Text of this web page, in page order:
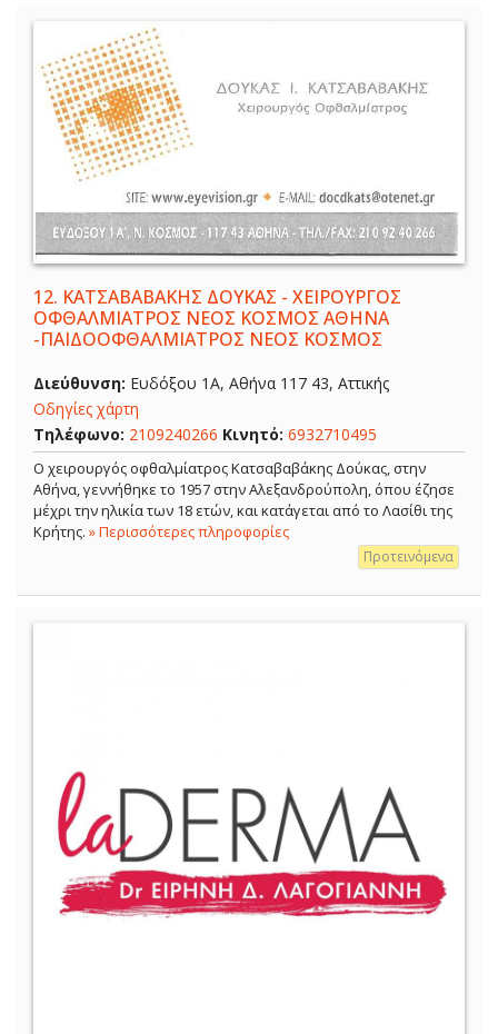
12. ΚΑΤΣΑΒΑΒΑΚΗΣ ΔΟΥΚΑΣ - ΧΕΙΡΟΥΡΓΟΣ
ΟΦΘΑΛΜΙΑΤΡΟΣ ΝΕΟΣ ΚΟΣΜΟΣ ΑΘΗΝΑ
-ΠΑΙΔΟΟΦΘΑΛΜΙΑΤΡΟΣ ΝΕΟΣ ΚΟΣΜΟΣ
Διεύθυνση: Ευδόξου 1Α, Αθήνα 117 43, Αττικής
Οδηγίες χάρτη
Τηλέφωνο: 2109240266 Κινητό: 6932710495
Ο χειρουργός οφθαλμίατρος Κατσαβαβάκης Δούκας, στην
Αθήνα, γεννήθηκε το 1957 στην Αλεξανδρούπολη, όπου έζησε
μέχρι την ηλικία των 18 ετών, και κατάγεται από το Λασίθι της
Κρήτης. » Περισσότερες πληροφορίες
Προτεινόμενα